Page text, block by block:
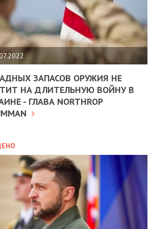
ЗАПАСОВ ОРУЖИЯ НЕ
НА ДЛИТЕЛЬНУЮ ВОЙНУ В
- ГЛАВА NORTHROP
10.02.2025